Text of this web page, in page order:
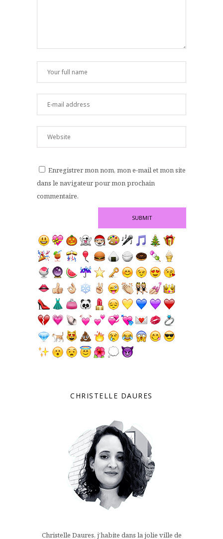
Enregistrer mon nom, mon e-mail et mon site
dans le navigateur pour mon prochain
commentaire.
CHRISTELLE DAURES
Christelle Daures, j’habite dans la jolie ville de